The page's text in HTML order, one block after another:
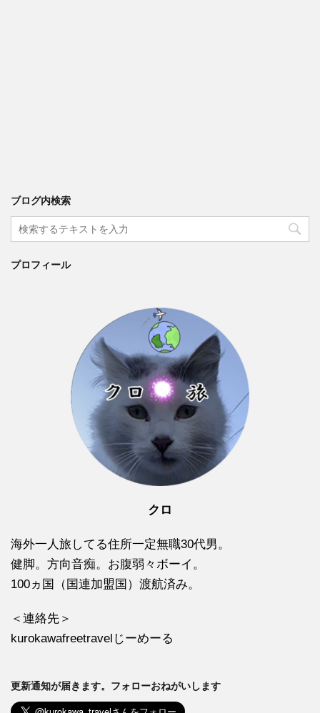
ブログ内検索
プロフィール
クロ
海外一人旅してる住所一定無職30代男。
健脚。方向音痴。お腹弱々ボーイ。
100ヵ国（国連加盟国）渡航済み。
＜連絡先＞
kurokawafreetravelじーめーる
更新通知が届きます。フォローおねがいします